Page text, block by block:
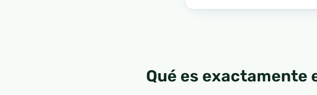
Qué es exactamente